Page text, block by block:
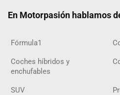
En Motorpasión hablamos
Fórmula1
Coches híbridos y
enchufables
SUV